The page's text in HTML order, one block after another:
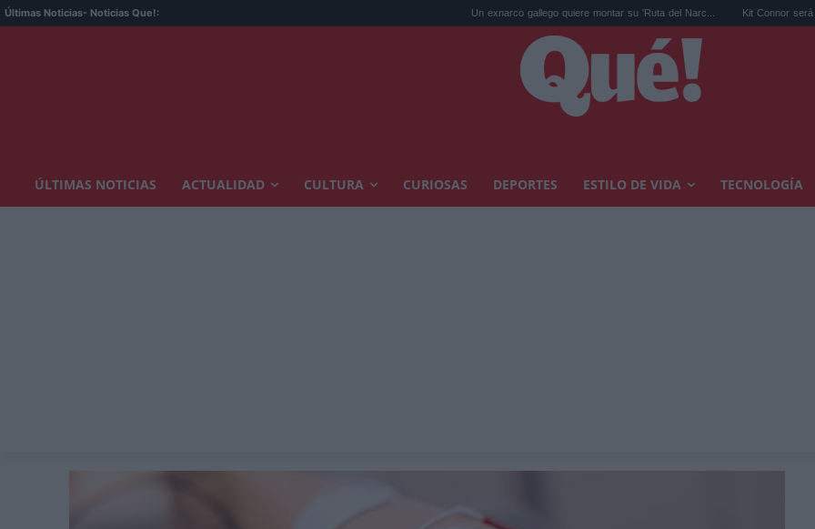
Últimas Noticias- Noticias Que!: Un exnarco gallego quiere montar su 'Ruta del Narc... Kit Connor será Cíclope en los X-Men
ÚLTIMAS NOTICIAS ACTUALIDAD CULTURA CURIOSAS DEPORTES ESTILO DE VIDA TECNOLOGÍA